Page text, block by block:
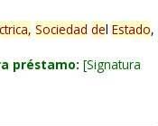
Sociedad del Estado,
préstamo: Signatura